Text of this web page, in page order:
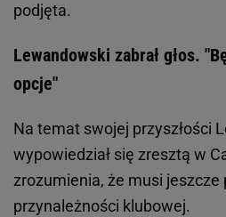
podjęta.
Lewandowski zabrał głos.
opcje"
Na temat swojej przyszłości
wypowiedział się zresztą w
zrozumienia, że musi
przynależności klubowej.